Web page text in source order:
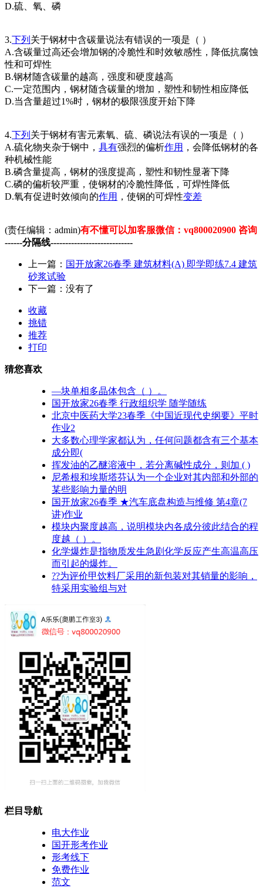
D.硫、氧、磷
3.下列 关于钢材中含碳量说法有错误的一项是（ ）
A.含碳量过高还会增加钢的冷脆性和时效敏感性，降低抗腐蚀
性和可焊性
B.钢材随含碳量的越高，强度和硬度越高
C.一定范围内，钢材随含碳量的增加，塑性和韧性相应降低
D.当含量超过1%时，钢材的极限强度开始下降
4.下列 关于钢材有害元素氧、硫、磷说法有误的一项是（ ）
A.硫化物夹杂于钢中， 具有强烈的偏析作用 ，会降低钢材的各
种机械性能
B.磷含量提高，钢材的强度提高，塑性和韧性显著下降
C.磷的偏析较严重，使钢材的冷脆性降低，可焊性降低
D.氧有促进时效倾向的作用 ，使钢的可焊性变差
(责任编辑：admin)有不懂可以加客服微信：vq800020900 咨询
------分隔线----------------------------
上一篇： 国开放家26春季 建筑材料(A) 即学即练7.4 建筑
砂浆试验
下一篇：没有了
收藏
挑错
推荐
打印
猜您喜欢
—块单相多晶体包含（ ）。
国开放家26春季 行政组织学 随学随练
北京中医药大学23春季《中国近现代史纲要》平时
作业2
大多数心理学家都认为，任何问题都含有三个基本
成分即(
挥发油的乙醚溶液中，若分离碱性成分，则加 ( )
尼希根和埃斯塔芬认为一个企业对其内部和外部的
某些影响力量的明
国开放家26春季 ★汽车底盘构造与维修 第4章(7
讲)作业
模块内聚度越高，说明模块内各成分彼此结合的程
度越（ ）。
化学爆炸是指物质发生急剧化学反应产生高温高压
而引起的爆炸。
??为评价甲饮料厂采用的新包装对其销量的影响，
特采用实验组与对
栏目导航
电大作业
国开形考作业
形考线下
免费作业
范文